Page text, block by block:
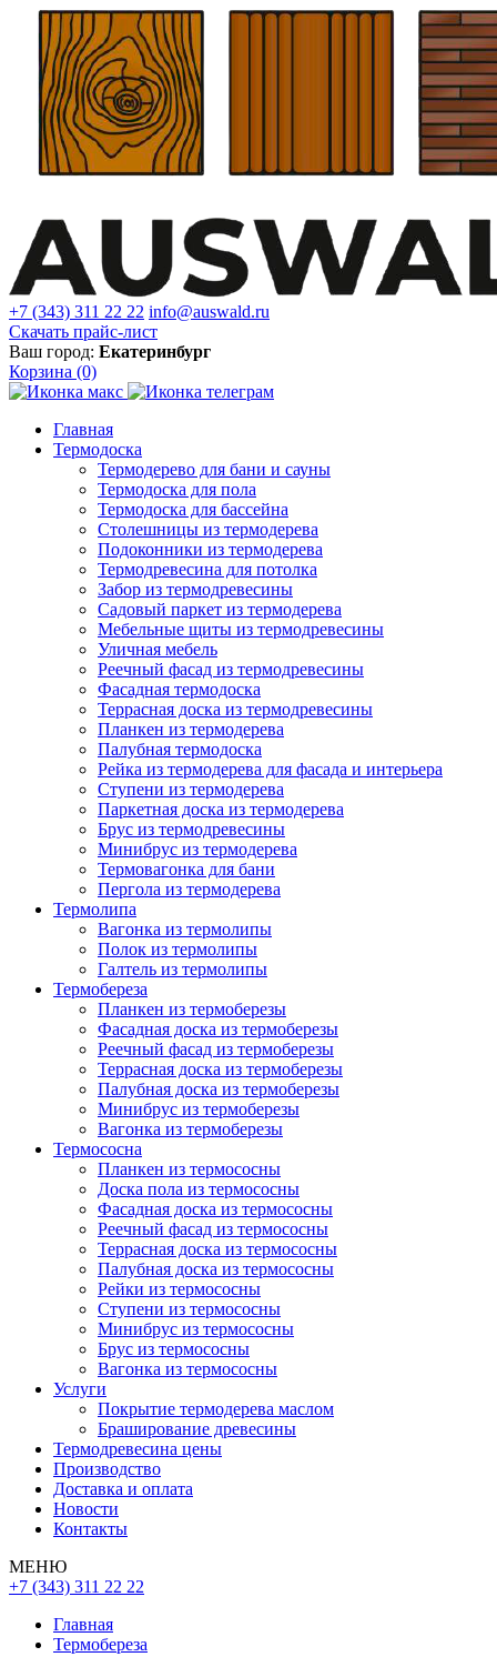
+7 (343) 311 22 22 info@auswald.ru
Скачать прайс-лист
Ваш город: Екатеринбург
Корзина (0)
Главная
Термодоска
Термодерево для бани и сауны
Термодоска для пола
Термодоска для бассейна
Столешницы из термодерева
Подоконники из термодерева
Термодревесина для потолка
Забор из термодревесины
Садовый паркет из термодерева
Мебельные щиты из термодревесины
Уличная мебель
Реечный фасад из термодревесины
Фасадная термодоска
Террасная доска из термодревесины
Планкен из термодерева
Палубная термодоска
Рейка из термодерева для фасада и интерьера
Ступени из термодерева
Паркетная доска из термодерева
Брус из термодревесины
Минибрус из термодерева
Термовагонка для бани
Пергола из термодерева
Термолипа
Вагонка из термолипы
Полок из термолипы
Галтель из термолипы
Термобереза
Планкен из термоберезы
Фасадная доска из термоберезы
Реечный фасад из термоберезы
Террасная доска из термоберезы
Палубная доска из термоберезы
Минибрус из термоберезы
Вагонка из термоберезы
Термососна
Планкен из термососны
Доска пола из термососны
Фасадная доска из термососны
Реечный фасад из термососны
Террасная доска из термососны
Палубная доска из термососны
Рейки из термососны
Ступени из термососны
Минибрус из термососны
Брус из термососны
Вагонка из термососны
Услуги
Покрытие термодерева маслом
Браширование древесины
Термодревесина цены
Производство
Доставка и оплата
Новости
Контакты
МЕНЮ
+7 (343) 311 22 22
Главная
Термобереза